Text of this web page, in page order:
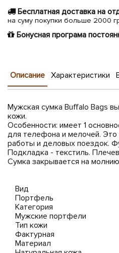
Бесплатная доставка на
на суму покупки больше 2000
Бонусная програма
Описание Характеристики
Мужская сумка Buffalo Bags
кожи.
Особенности: имеет 1
для телефона и мелочей. Это
работы и деловых поездок.
Подкладка - текстиль.
Сумка закрывается на
Вид
Портфель
Категория
Мужские портфели
Тип кожи
Фактурная
Материал